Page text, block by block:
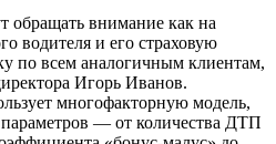
обращать внимание как на
водителя и его страховую
по всем аналогичным клиентам,
Игорь Иванов.
многофакторную модель,
— от количества ДТП